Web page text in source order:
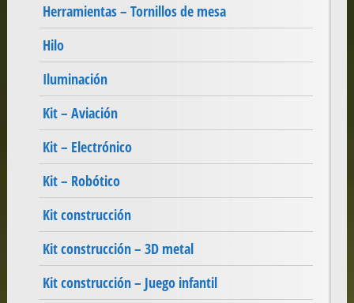
Herramientas – Tornillos de mesa
Hilo
Iluminación
Kit – Aviación
Kit – Electrónico
Kit – Robótico
Kit construcción
Kit construcción – 3D metal
Kit construcción – Juego infantil